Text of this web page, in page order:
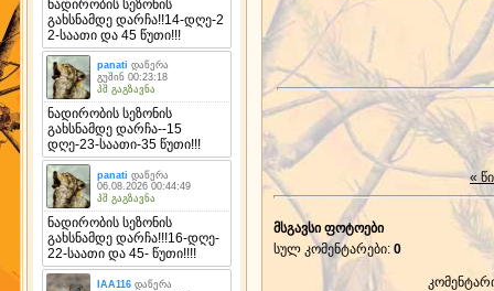
«
მსგავსი ფოტოები
სულ კომენტარები: 0